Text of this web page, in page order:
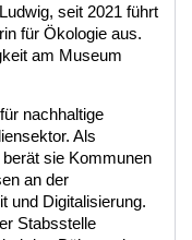
seit 2021 führt
für Ökologie aus.
am Museum
nachhaltige
Als
sie Kommunen
an der
und Digitalisierung.
Stabsstelle